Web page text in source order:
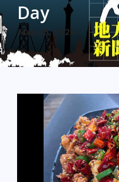
Day
May 25, 2024